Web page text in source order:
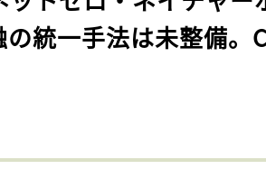
の統一手法は未整備。